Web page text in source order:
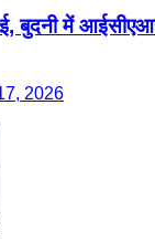
बुदनी में
2026